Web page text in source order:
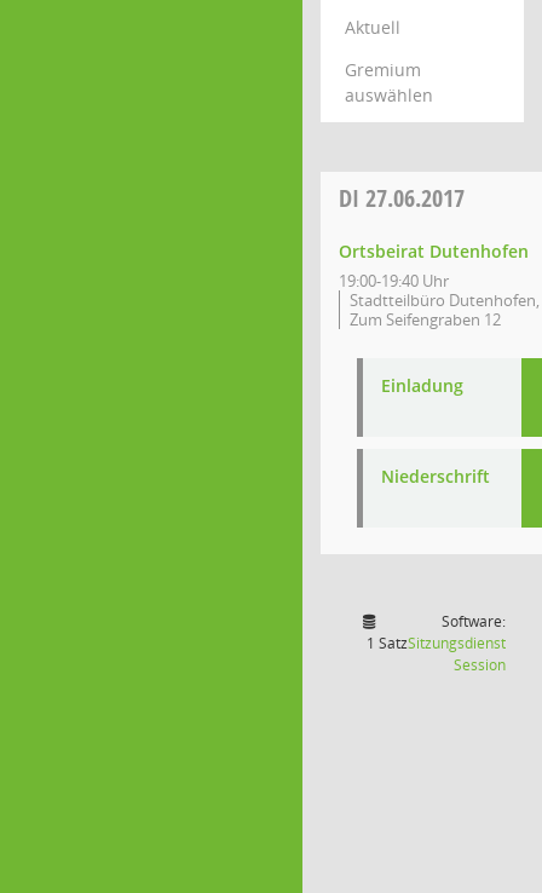
Aktuell
Gremium
auswählen
DI 27.06.2017
Ortsbeirat Dutenhofen
19:00-19:40 Uhr
Stadtteilbüro Dutenhofen,
Zum Seifengraben 12
Einladung
Niederschrift
1 Satz
Software:
Sitzungsdienst
Session